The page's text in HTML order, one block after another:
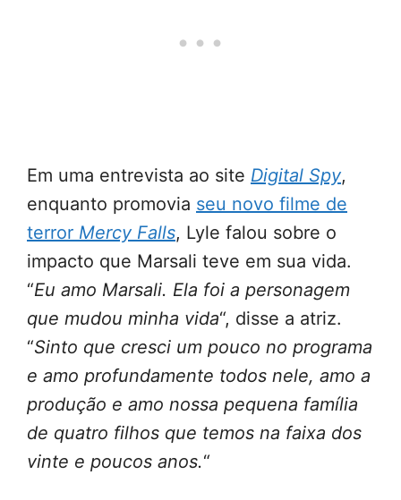
Em uma entrevista ao site Digital Spy,
enquanto promovia seu novo filme de
terror Mercy Falls, Lyle falou sobre o
impacto que Marsali teve em sua vida.
“Eu amo Marsali. Ela foi a personagem
que mudou minha vida“, disse a atriz.
“Sinto que cresci um pouco no programa
e amo profundamente todos nele, amo a
produção e amo nossa pequena família
de quatro filhos que temos na faixa dos
vinte e poucos anos.“